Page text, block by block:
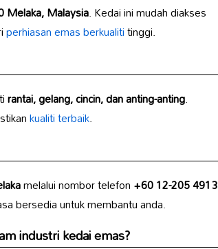
Melaka, Malaysia. Kedai ini mudah diakses
perhiasan emas berkualititinggi.
rantai, gelang, cincin, dan anting-anting.
kualiti terbaik.
melalui nombor telefon+60 12-205 4913
bersedia untuk membantu anda.
industrikedai emas?